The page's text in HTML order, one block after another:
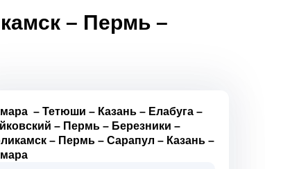
– Пермь –
–Тетюши – Казань – Елабуга –
– Пермь – Березники –
– Пермь –Сарапул – Казань –